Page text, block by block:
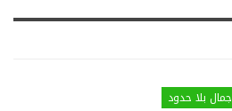
جمال بلا حدود